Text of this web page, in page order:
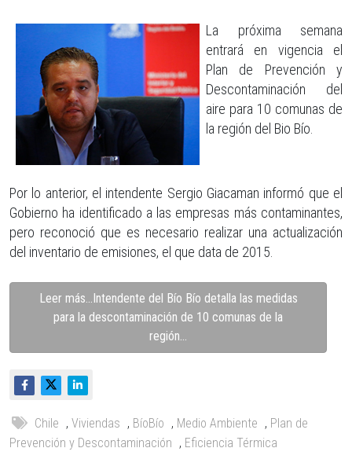
La próxima semana
entrará en vigencia el
Plan de Prevención y
Descontaminación del
aire para 10 comunas de
la región del Bio Bío.
Por lo anterior, el intendente Sergio Giacaman informó que el
Gobierno ha identificado a las empresas más contaminantes,
pero reconoció que es necesario realizar una actualización
del inventario de emisiones, el que data de 2015.
Leer más…Intendente del Bío Bío detalla las medidas
para la descontaminación de 10 comunas de la
región...
Chile , Viviendas , BíoBío , Medio Ambiente , Plan de
Prevención y Descontaminación , Eficiencia Térmica